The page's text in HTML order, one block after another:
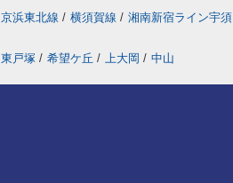
京浜東北線 / 横須賀線 / 湘南新宿ライン宇須
東戸塚 / 希望ケ丘 / 上大岡 / 中山